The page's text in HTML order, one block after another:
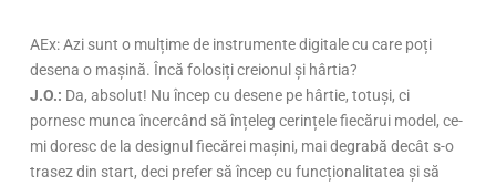
AEx: Azi sunt o mulțime de instrumente digitale cu care poți
desena o mașină. Încă folosiți creionul și hârtia?
J.O.: Da, absolut! Nu încep cu desene pe hârtie, totuși, ci
pornesc munca încercând să înțeleg cerințele fiecărui model, ce-
mi doresc de la designul fiecărei mașini, mai degrabă decât s-o
trasez din start, deci prefer să încep cu funcționalitatea și să